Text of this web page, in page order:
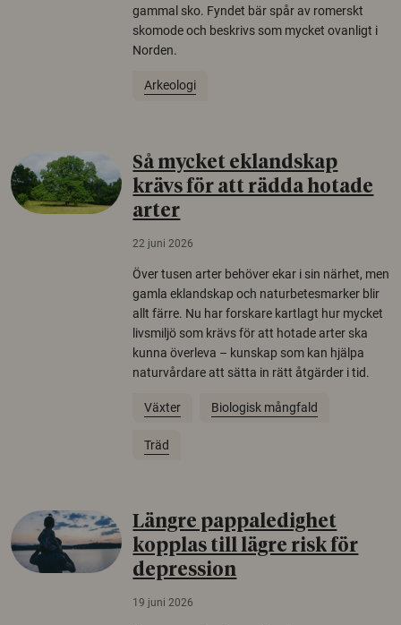
gammal sko. Fyndet bär spår av romerskt
skomode och beskrivs som mycket ovanligt i
Norden.
Arkeologi
Så mycket eklandskap
krävs för att rädda hotade
arter
22 juni 2026
Över tusen arter behöver ekar i sin närhet, men
gamla eklandskap och naturbetesmarker blir
allt färre. Nu har forskare kartlagt hur mycket
livsmiljö som krävs för att hotade arter ska
kunna överleva – kunskap som kan hjälpa
naturvårdare att sätta in rätt åtgärder i tid.
Växter Biologisk mångfald
Träd
Längre pappaledighet
kopplas till lägre risk för
depression
19 juni 2026